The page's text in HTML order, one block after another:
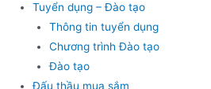
Tuyển dụng – Đào tạo
Thông tin tuyển dụng
Chương trình Đào tạo
Đào tạo
Đấu thầu mua sắm